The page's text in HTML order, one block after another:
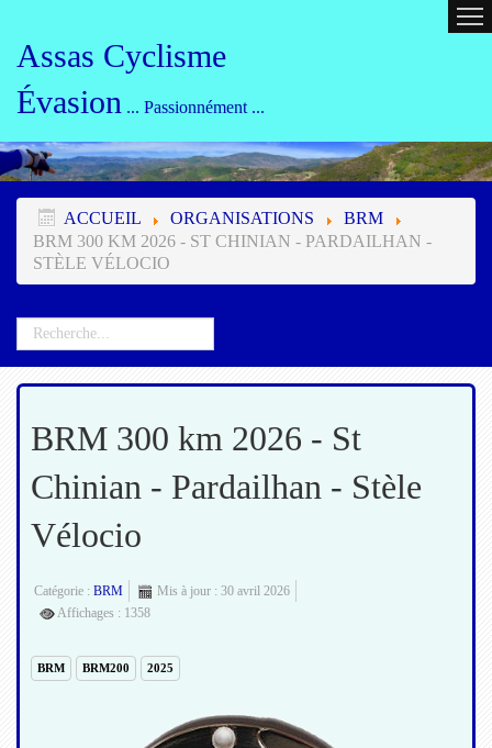
Assas Cyclisme
Évasion ... Passionnément ...
ACCUEIL ORGANISATIONS
BRM
BRM 300 KM 2026 - ST CHINIAN - PARDAILHAN -
STÈLE VÉLOCIO
BRM 300 km 2026 - St
Chinian - Pardailhan - Stèle
Vélocio
Catégorie : BRM
Mis à jour : 30 avril 2026
Affichages : 1358
BRM BRM200 2025